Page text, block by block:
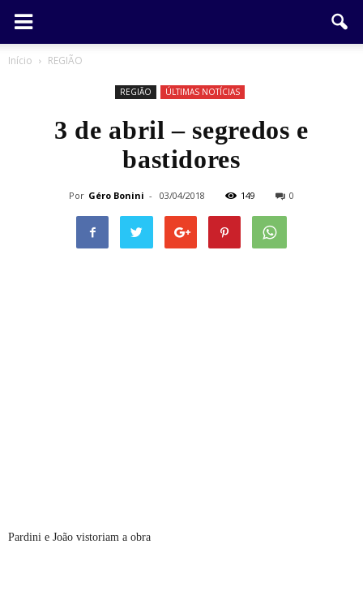
Início REGIÃO
REGIÃO ÚLTIMAS NOTÍCIAS
3 de abril – segredos e
bastidores
Por Géro Bonini - 03/04/2018 149 0
Pardini e João vistoriam a obra